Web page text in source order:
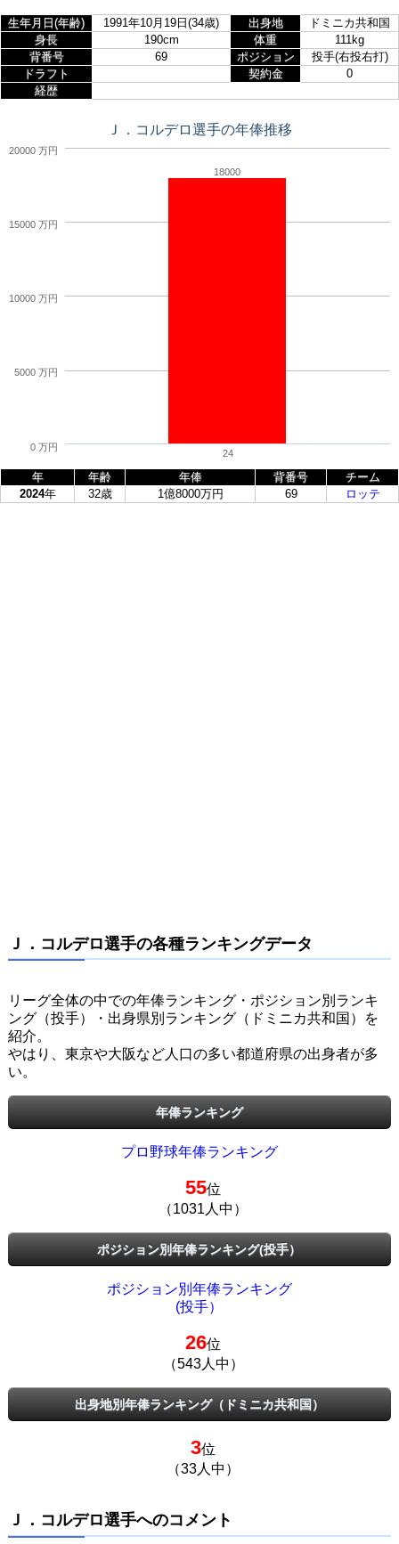
生年月日(年齢) 1991年10月19日(34歳) 出身地
ドミニカ共和国
身長
190cm 体重
111kg
背番号
69 ポジション
投手(右投右打)
ドラフト
契約金
0
経歴
Ｊ．コルデロ選手の年俸推移
18000
24
0 万円
5000 万円
10000 万円
15000 万円
20000 万円
年 年齢 年俸 背番号
チーム
2024年 32歳 1億8000万円 69 ロッテ
Ｊ．コルデロ選手の各種ランキングデータ
リーグ全体の中での年俸ランキング・ポジション別ランキ
ング（投手）・出身県別ランキング（ドミニカ共和国）を
紹介。
やはり、東京や大阪など人口の多い都道府県の出身者が多
い。
年俸ランキング
プロ野球年俸ランキング
55位
（1031人中）
ポジション別年俸ランキング(投手）
ポジション別年俸ランキング
(投手）
26位
（543人中）
出身地別年俸ランキング（ドミニカ共和国）
3位
（33人中）
Ｊ．コルデロ選手へのコメント